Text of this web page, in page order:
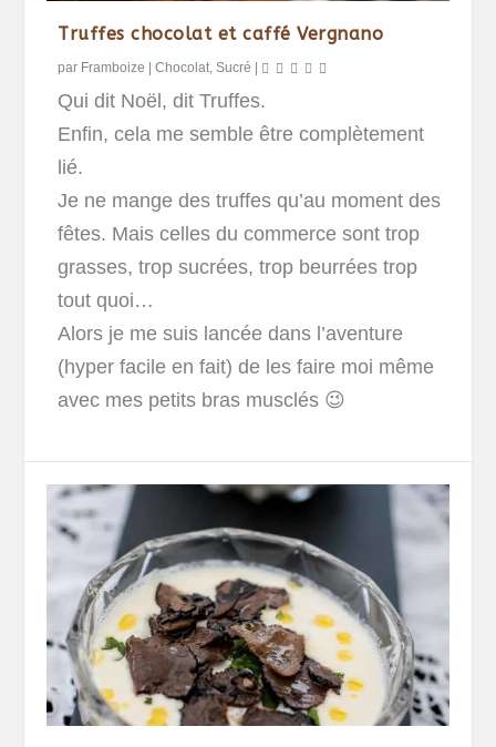
Truffes chocolat et caffé Vergnano
par Framboize |Chocolat,Sucré
Qui dit Noël, dit Truffes.
Enfin, cela me semble être complètement
lié.
Je ne mange des truffes qu’au moment des
fêtes. Mais celles du commerce sont trop
grasses, trop sucrées, trop beurrées trop
tout quoi…
Alors je me suis lancée dans l’aventure
(hyper facile en fait) de les faire moi même
avec mes petits bras musclés 😉